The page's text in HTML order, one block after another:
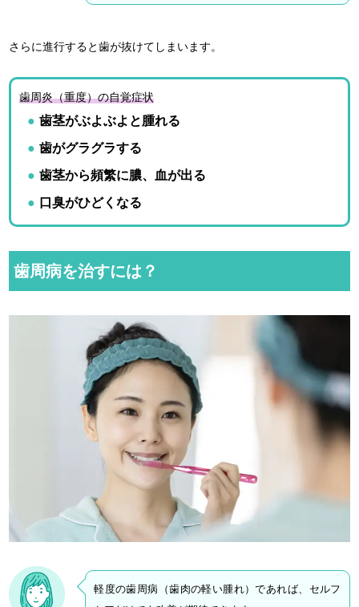
さらに進行すると歯が抜けてしまいます。
歯周炎（重度）の自覚症状
歯茎がぶよぶよと腫れる
歯がグラグラする
歯茎から頻繁に膿、血が出る
口臭がひどくなる
歯周病を治すには？
軽度の歯周病（歯肉の軽い腫れ）であれば、セルフ